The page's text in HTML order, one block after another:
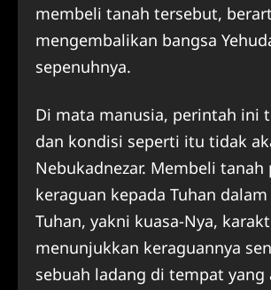
membeli tanah tersebut,
mengembalikan bangsa
sepenuhnya.
Di mata manusia, perintah ini
dan kondisi seperti itu tidak
Nebukadnezar. Membeli
keraguan kepada Tuhan
Tuhan, yakni kuasa-Nya,
menunjukkan keraguannya
sebuah ladang di tempat